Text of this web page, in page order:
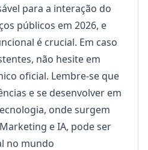
para a interação do
públicos em 2026, e
é crucial. Em caso
não hesite em
oficial. Lembre-se que
e se desenvolver em
onde surgem
Marketing e IA, pode ser
no mundo